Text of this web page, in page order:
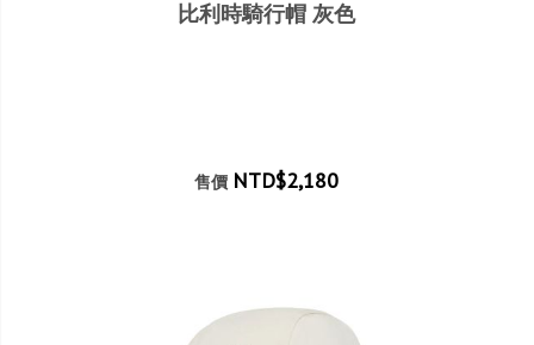
比利時騎行帽 灰色
售價 NTD$2,180